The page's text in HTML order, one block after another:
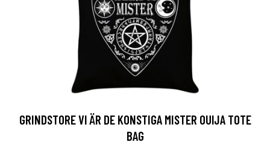
GRINDSTORE VI ÄR DE KONSTIGA MISTER OUIJA TOTE
BAG